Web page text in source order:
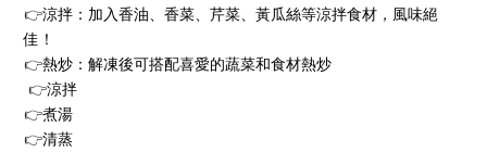
👉涼拌：加入香油、香菜、芹菜、黃瓜絲等涼拌食材，風味絕
佳！
👉熱炒：解凍後可搭配喜愛的蔬菜和食材熱炒
👉涼拌
👉煮湯
👉清蒸